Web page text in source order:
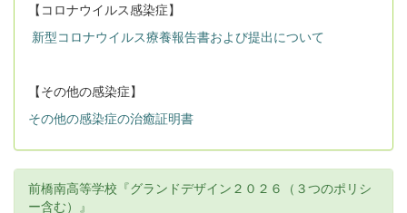
【コロナウイルス感染症】
新型コロナウイルス療養報告書および提出について
【その他の感染症】
その他の感染症の治癒証明書
前橋南高等学校『グランドデザイン２０２６（３つのポリシ
ー含む）』